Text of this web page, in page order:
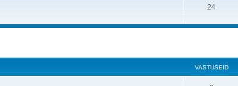
24
VASTUSEID